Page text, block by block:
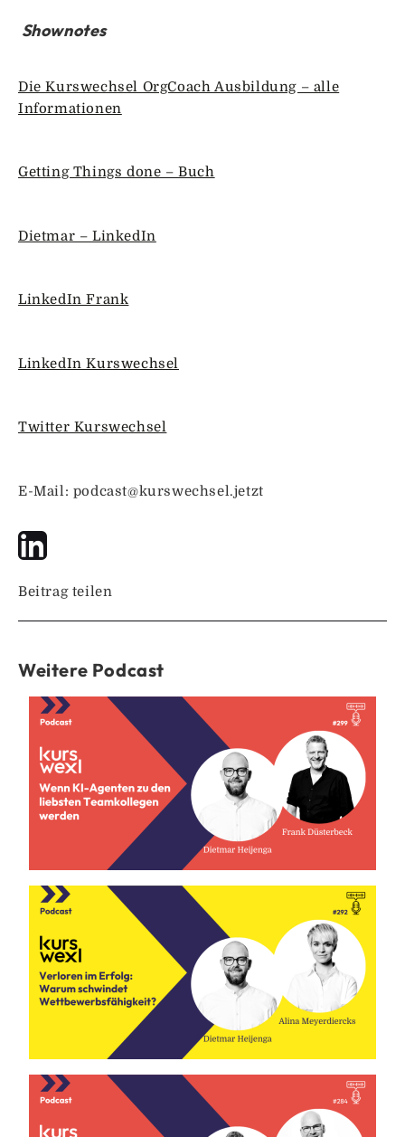
Shownotes
Die Kurswechsel OrgCoach Ausbildung – alle
Informationen
Getting Things done – Buch
Dietmar – LinkedIn
LinkedIn Frank
LinkedIn Kurswechsel
Twitter Kurswechsel
E-Mail: podcast@kurswechsel.jetzt
Beitrag teilen
Weitere Podcast